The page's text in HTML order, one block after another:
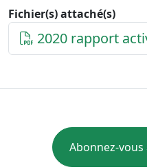
Fichier(s) attaché(s)
2020 rapport
Abonnez-